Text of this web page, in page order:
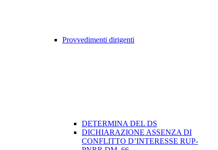
Provvedimenti dirigenti
DETERMINA DEL DS
DICHIARAZIONE ASSENZA DI
CONFLITTO D’INTERESSE RUP-